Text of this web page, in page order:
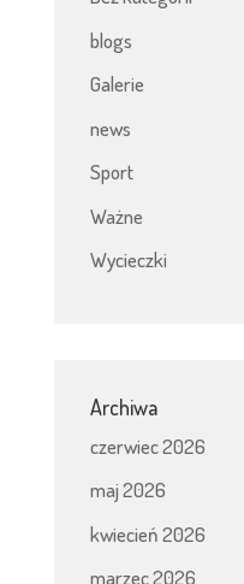
blogs
Galerie
news
Sport
Ważne
Wycieczki
Archiwa
czerwiec 2026
maj 2026
kwiecień 2026
marzec 2026